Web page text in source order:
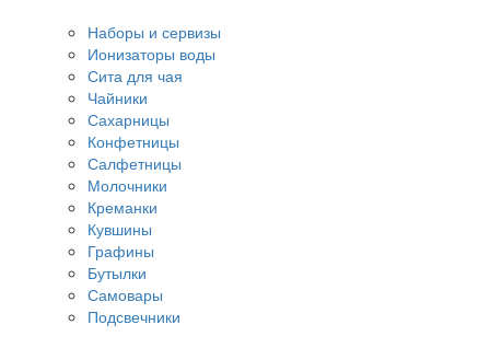
Наборы и сервизы
Ионизаторы воды
Сита для чая
Чайники
Сахарницы
Конфетницы
Салфетницы
Молочники
Креманки
Кувшины
Графины
Бутылки
Самовары
Подсвечники